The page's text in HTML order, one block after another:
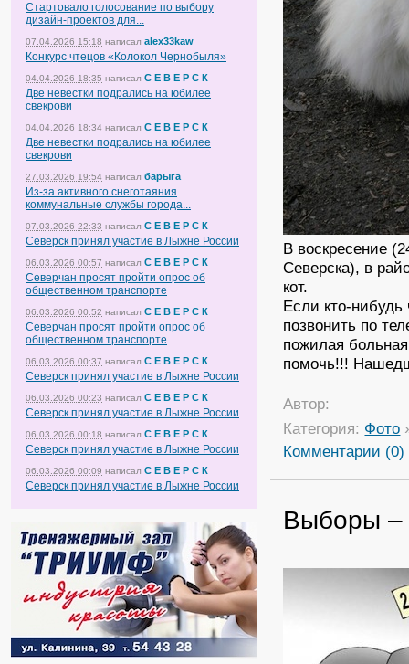
Стартовало голосование по выбору
дизайн-проектов для...
07.04.2026 15:18 написал alex33kaw
Конкурс чтецов «Колокол Чернобыля»
04.04.2026 18:35 написал С Е В Е Р С К
Две невестки подрались на юбилее
свекрови
04.04.2026 18:34 написал С Е В Е Р С К
Две невестки подрались на юбилее
свекрови
27.03.2026 19:54 написал барыга
Из-за активного снеготаяния
коммунальные службы города...
07.03.2026 22:33 написал С Е В Е Р С К
Северск принял участие в Лыжне России
06.03.2026 00:57 написал С Е В Е Р С К
Северчан просят пройти опрос об
общественном транспорте
06.03.2026 00:52 написал С Е В Е Р С К
Северчан просят пройти опрос об
общественном транспорте
06.03.2026 00:37 написал С Е В Е Р С К
Северск принял участие в Лыжне России
06.03.2026 00:23 написал С Е В Е Р С К
Северск принял участие в Лыжне России
06.03.2026 00:18 написал С Е В Е Р С К
Северск принял участие в Лыжне России
06.03.2026 00:09 написал С Е В Е Р С К
Северск принял участие в Лыжне России
В воскресение
Северска), в
кот.
Если кто-
позвонить по
пожилая
помочь!!!
Автор:
Категория: Фото
Комментарии (0)
Выборы –